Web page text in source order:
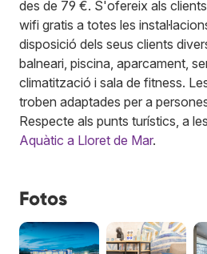
des de 79 €. S'ofereix als
wifi gratis a totes les
disposició dels seus clients
balneari, piscina, aparcament,
climatització i sala de fitness.
troben adaptades per a
Respecte als punts turístics, a
Aquàtic a Lloret de Mar.
Fotos